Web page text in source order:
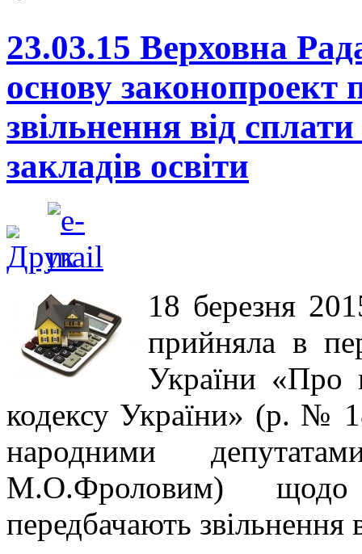
23.03.15 Верховна
основу законопроект
звільнення від
закладів освіти
18 березня
прийняла в
України «Про
кодексу України» (р. №
народними
М.О.Фроловим)
передбачають звільнення